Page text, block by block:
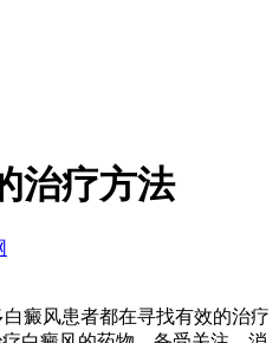
治疗方法
癜风患者都在寻找有效的治疗